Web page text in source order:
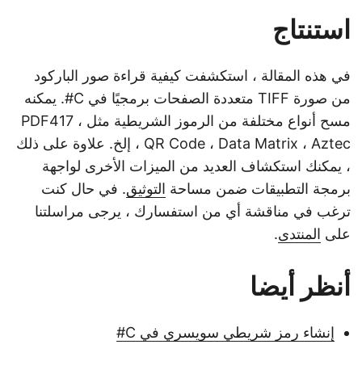
استنتاج
في هذه المقالة ، استكشفت كيفية قراءة صور الباركود
من صورة TIFF متعددة الصفحات برمجيًا في C#. يمكنه
مسح أنواع مختلفة من الرموز الشريطية مثل PDF417 ،
QR Code ، Data Matrix ، Aztec ، إلخ. علاوة على ذلك
، يمكنك استكشاف العديد من الميزات الأخرى لواجهة
برمجة التطبيقات ضمن مساحةالتوثيق. في حال كنت
ترغب في مناقشة أي من استفسارك ، يرجى مراسلتنا
على المنتدى.
أنظر أيضا
إنشاء رمز شريطي سويسري في C#